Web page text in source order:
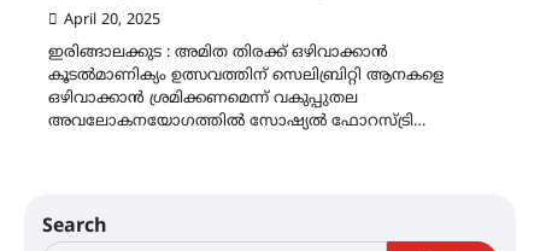
April 20, 2025
ഇരിങ്ങാലക്കുട : അമിത തിരക്ക് ഒഴിവാക്കാൻ
കൂടൽമാണിക്യം ഉത്സവത്തിന് സെലിബ്രിറ്റി ആനകളെ
ഒഴിവാക്കാൻ ശ്രമിക്കണമെന്ന് വകുപ്പുതല
അവലോകനയോഗത്തിൽ സോഷ്യൽ ഫോറസ്ട്രി…
Search